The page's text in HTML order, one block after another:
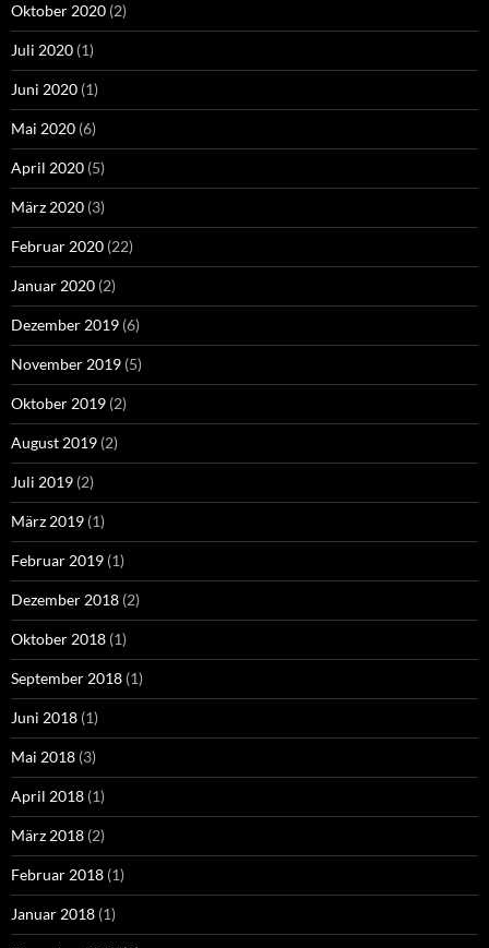
Oktober 2020 (2)
Juli 2020 (1)
Juni 2020 (1)
Mai 2020 (6)
April 2020 (5)
März 2020 (3)
Februar 2020 (22)
Januar 2020 (2)
Dezember 2019 (6)
November 2019 (5)
Oktober 2019 (2)
August 2019 (2)
Juli 2019 (2)
März 2019 (1)
Februar 2019 (1)
Dezember 2018 (2)
Oktober 2018 (1)
September 2018 (1)
Juni 2018 (1)
Mai 2018 (3)
April 2018 (1)
März 2018 (2)
Februar 2018 (1)
Januar 2018 (1)